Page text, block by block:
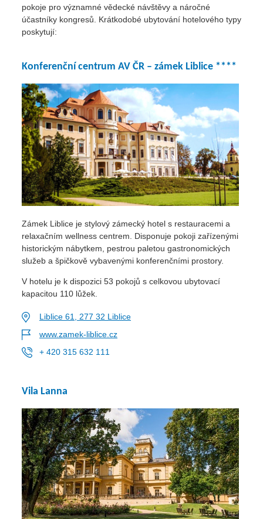
pokoje pro významné vědecké návštěvy a náročné
účastníky kongresů. Krátkodobé ubytování hotelového typy
poskytují:
Konferenční centrum AV ČR – zámek Liblice ****
Zámek Liblice je stylový zámecký hotel s restauracemi a
relaxačním wellness centrem. Disponuje pokoji zařízenými
historickým nábytkem, pestrou paletou gastronomických
služeb a špičkově vybavenými konferenčními prostory.
V hotelu je k dispozici 53 pokojů s celkovou ubytovací
kapacitou 110 lůžek.
Liblice 61, 277 32 Liblice
www.zamek-liblice.cz
+ 420 315 632 111
Vila Lanna